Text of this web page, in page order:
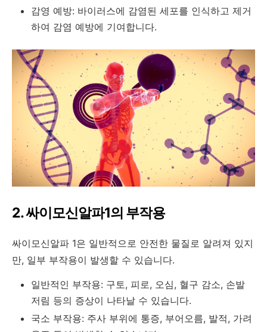
감영 예방: 바이러스에 감염된 세포를 인식하고 제거
하여 감염 예방에 기여합니다.
2. 싸이모신알파1의 부작용
싸이모신알파 1은 일반적으로 안전한 물질로 알려져 있지
만, 일부 부작용이 발생할 수 있습니다.
일반적인 부작용: 구토, 피로, 오심, 혈구 감소, 손발
저림 등의 증상이 나타날 수 있습니다.
국소 부작용: 주사 부위에 통증, 부어오름, 발적, 가려